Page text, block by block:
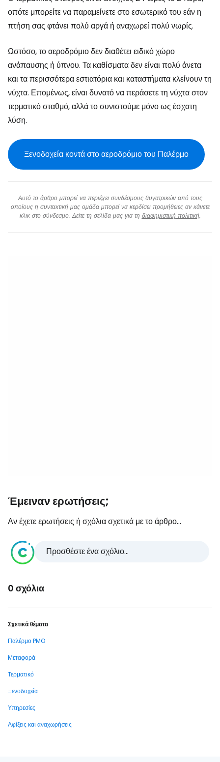
οπότε μπορείτε να παραμείνετε στο εσωτερικό του εάν η
πτήση σας φτάνει πολύ αργά ή αναχωρεί πολύ νωρίς.
Ωστόσο, το αεροδρόμιο δεν διαθέτει ειδικό χώρο
ανάπαυσης ή ύπνου. Τα καθίσματα δεν είναι πολύ άνετα
και τα περισσότερα εστιατόρια και καταστήματα κλείνουν τη
νύχτα. Επομένως, είναι δυνατό να περάσετε τη νύχτα στον
τερματικό σταθμό, αλλά το συνιστούμε μόνο ως έσχατη
λύση.
Ξενοδοχεία κοντά στο αεροδρόμιο του Παλέρμο
Αυτό το άρθρο μπορεί να περιέχει συνδέσμους θυγατρικών από τους
οποίους η συντακτική μας ομάδα μπορεί να κερδίσει προμήθειες αν κάνετε
κλικ στο σύνδεσμο. Δείτε τη σελίδα μας για τη διαφημιστική πολιτική.
Έμειναν ερωτήσεις;
Αν έχετε ερωτήσεις ή σχόλια σχετικά με το άρθρο...
Προσθέστε ένα σχόλιο...
0 σχόλια
Σχετικά θέματα
Παλέρμο PMO
Μεταφορά
Τερματικό
Ξενοδοχεία
Υπηρεσίες
Αφίξεις και αναχωρήσεις